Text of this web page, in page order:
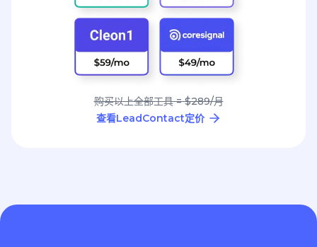
购买以上全部工具 = $289/月
查看LeadContact定价